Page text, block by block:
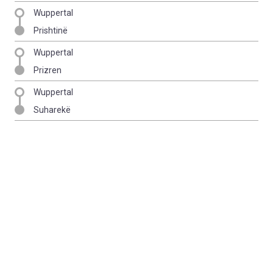
Wuppertal
Prishtinë
Wuppertal
Prizren
Wuppertal
Suharekë